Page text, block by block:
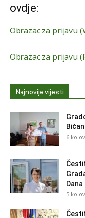
ovdje:
Obrazac za prijavu
Obrazac za prijavu
Najnovije vijesti
6
5